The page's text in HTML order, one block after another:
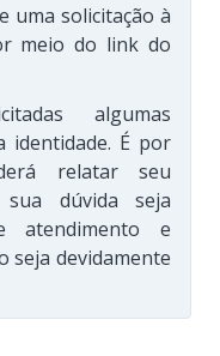
uma solicitação à
meio do link do
algumas
identidade. É por
relatar seu
dúvida seja
atendimento e
seja devidamente